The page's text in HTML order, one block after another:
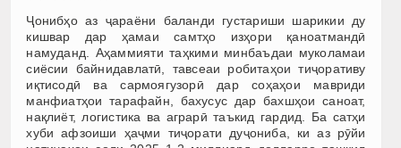
Ҷонибҳо аз ҷараёни баланди густариши шарикии ду
кишвар дар ҳамаи самтҳо изҳори қаноатмандӣ
намуданд. Аҳаммияти таҳкими минбаъдаи муколамаи
сиёсии байнидавлатӣ, тавсеаи робитаҳои тиҷоративу
иқтисодӣ ва сармоягузорӣ дар соҳаҳои мавриди
манфиатҳои тарафайн, бахусус дар бахшҳои саноат,
нақлиёт, логистика ва аграрӣ таъкид гардид. Ба сатҳи
хуби афзоиши ҳаҷми тиҷорати дуҷониба, ки аз рӯйи